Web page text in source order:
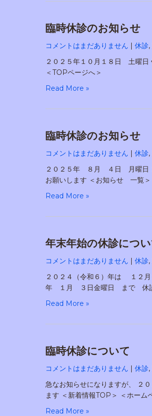
臨時休診のお知らせ
コメントはまだありません | 休診,
２０２５年１０月１８日 土曜日
＜TOPページへ＞
Read More »
臨時休診のお知らせ
コメントはまだありません | 休診,
２０２５年 ８月 ４日 月曜日
お願いします ＜お知らせ 一覧＞
Read More »
年末年始の休診につ
コメントはまだありません | 休診,
２０２４（令和６）年は １２
年 １月 ３日金曜日 まで 休
Read More »
臨時休診について
コメントはまだありません | 休診,
急なお知らせになりますが
ます ＜新着情報TOP＞ ＜ホーム
Read More »